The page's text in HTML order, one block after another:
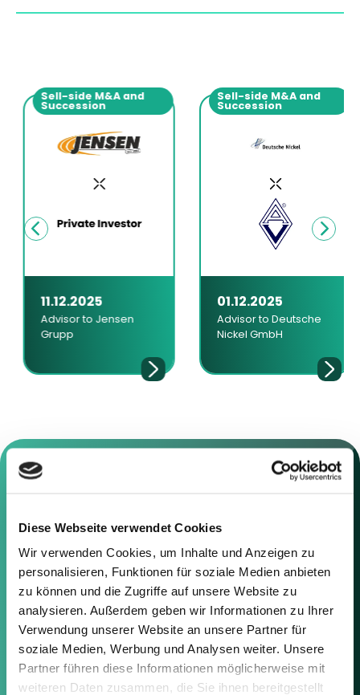
Diese Webseite verwendet Cookies
Wir verwenden Cookies, um Inhalte und Anzeigen zu
personalisieren, Funktionen für soziale Medien anbieten
zu können und die Zugriffe auf unsere Website zu
analysieren. Außerdem geben wir Informationen zu Ihrer
Verwendung unserer Website an unsere Partner für
soziale Medien, Werbung und Analysen weiter. Unsere
Partner führen diese Informationen möglicherweise mit
weiteren Daten zusammen, die Sie ihnen bereitgestellt
Sell-side M&A and
Succession
11.12.2025
Advisor to Jensen
Grupp
Sell-side M&A and
Succession
01.12.2025
Advisor to Deutsche
Nickel GmbH
Contact us
Feel free to contact us using the
information below or the form on
the right.
Berlin
Frankfurt
München